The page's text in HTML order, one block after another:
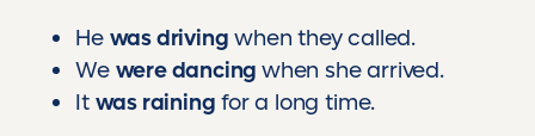
He was driving when they called.
We were dancingwhen she arrived.
It was raining for a long time.